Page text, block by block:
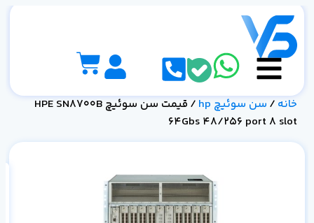
خانه / سن سوئیچ hp
/ قیمت سن سوئیچ HPE SN8700B
64Gbs 48/256 port 8 slot